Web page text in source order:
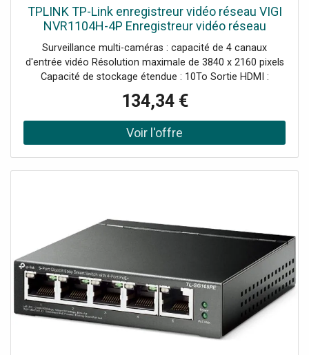
TPLINK TP-Link enregistreur vidéo réseau VIGI
NVR1104H-4P Enregistreur vidéo réseau
offrant une résolution Ultra HD, une connectivité
PoE ainsi qu'une
Surveillance multi-caméras : capacité de 4 canaux
d'entrée vidéo Résolution maximale de 3840 x 2160 pixels
Capacité de stockage étendue : 10To Sortie HDMI :
connexion facile à votre écran Compatible PoE :
installation simplifiée et câblage réduit Vitesse de transfert
: 80 Mbit/s en entrée
134,34 €